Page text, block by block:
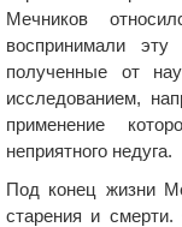
Мечников
воспринимали
полученные от
исследованием,
применение
неприятного недуга.
Под конец жизни
старения и смерти.